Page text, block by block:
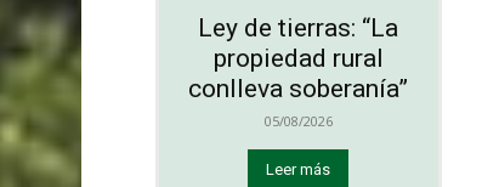
Ley de tierras: “La
propiedad rural
conlleva soberanía”
05/08/2026
Leer más